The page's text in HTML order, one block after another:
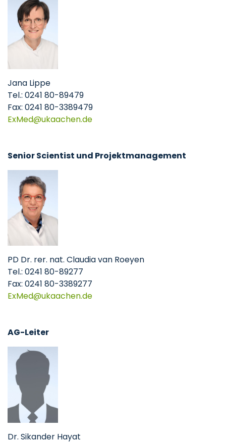
Jana Lippe
Tel.: 0241 80-89479
Fax: 0241 80-3389479
ExMed@ukaachen.de
Senior Scientist und Projektmanagement
PD Dr. rer. nat. Claudia van Roeyen
Tel.: 0241 80-89277
Fax: 0241 80-3389277
ExMed@ukaachen.de
AG-Leiter
Dr. Sikander Hayat